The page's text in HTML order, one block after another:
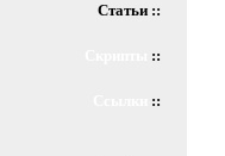
Статьи ::
::
::